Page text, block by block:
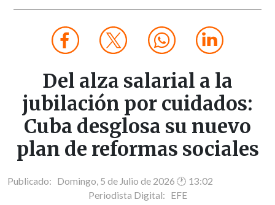
Del alza salarial a la
jubilación por cuidados:
Cuba desglosa su nuevo
plan de reformas sociales
Publicado: Domingo, 5 de Julio de 2026 🕐 13:02
Periodista Digital: EFE